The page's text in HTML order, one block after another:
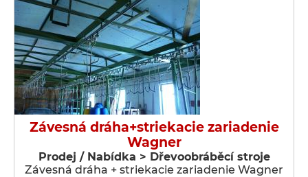
Závesná dráha+striekacie zariadenie
Wagner
Prodej / Nabídka > Dřevoobráběcí stroje
Závesná dráha + striekacie zariadenie Wagner